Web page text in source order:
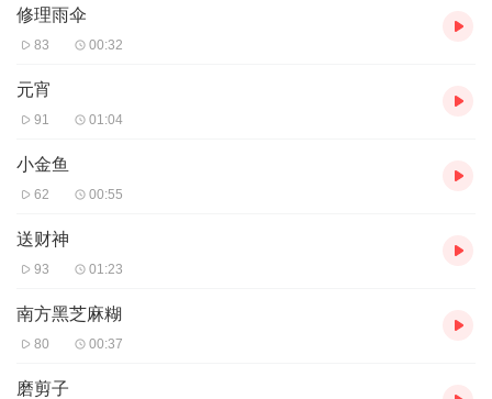
修理雨伞
83 00:32
元宵
91 01:04
小金鱼
62 00:55
送财神
93 01:23
南方黑芝麻糊
80 00:37
磨剪子